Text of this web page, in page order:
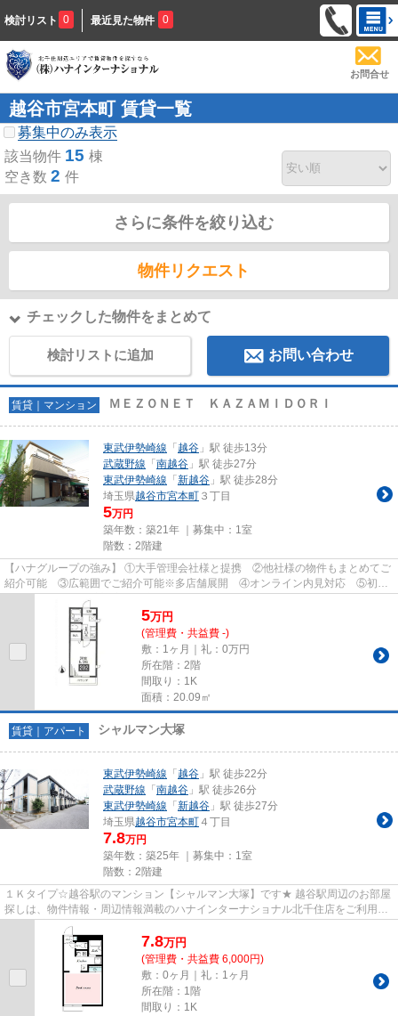
検討リスト 0 最近見た物件 0
お問合せ
越谷市宮本町 賃貸一覧
募集中のみ表示
該当物件 15 棟
空き数 2 件
さらに条件を絞り込む
物件リクエスト
チェックした物件をまとめて
検討リストに追加 お問い合わせ
賃貸｜マンション ＭＥＺＯＮＥＴ ＫＡＺＡＭＩＤＯＲＩ
東武伊勢崎線 「 越谷 」駅 徒歩13分
武蔵野線 「 南越谷 」駅 徒歩27分
東武伊勢崎線 「 新越谷 」駅 徒歩28分
埼玉県越谷市宮本町 ３丁目
5万円
築年数：築21年 ｜募集中： 1室
階数：2階建
【ハナグループの強み】 ①大手管理会社様と提携 ②他社様の物件もまとめてご
紹介可能 ③広範囲でご紹介可能※多店舗展開 ④オンライン内見対応 ⑤初期
費用クレジット決済対応 【お部屋...
5万円
(管理費・共益費 -)
敷：1ヶ月｜礼：0万円
所在階：2階
間取り：1K
面積：20.09㎡
賃貸｜アパート シャルマン大塚
東武伊勢崎線 「 越谷 」駅 徒歩22分
武蔵野線 「 南越谷 」駅 徒歩26分
東武伊勢崎線 「 新越谷 」駅 徒歩27分
埼玉県越谷市宮本町 ４丁目
7.8万円
築年数：築25年 ｜募集中： 1室
階数：2階建
１Ｋタイプ☆越谷駅のマンション【シャルマン大塚】です★ 越谷駅周辺のお部屋
探しは、物件情報・周辺情報満載のハナインターナショナル北千住店をご利用下
さい！ 交通：東武伊勢崎線・...
7.8万円
(管理費・共益費 6,000円)
敷：0ヶ月｜礼：1ヶ月
所在階：1階
間取り：1K